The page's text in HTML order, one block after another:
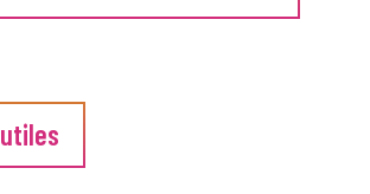
complémentaires